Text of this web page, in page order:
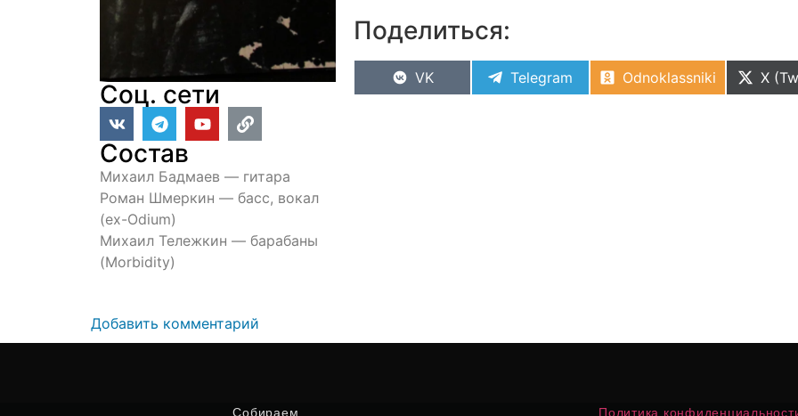
Соц. сети
Состав
Михаил Бадмаев — гитара
Роман Шмеркин — басс, вокал
(ex-Odium)
Михаил Тележкин — барабаны
(Morbidity)
Поделиться:
VK Telegram Odnoklassniki X
Добавить комментарий
Собираем Политика